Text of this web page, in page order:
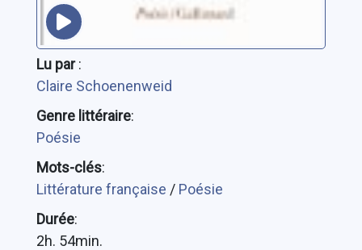
Lu par:
Claire Schoenenweid
Genre littéraire:
Poésie
Mots-clés:
Littérature française / Poésie
Durée:
2h. 54min.